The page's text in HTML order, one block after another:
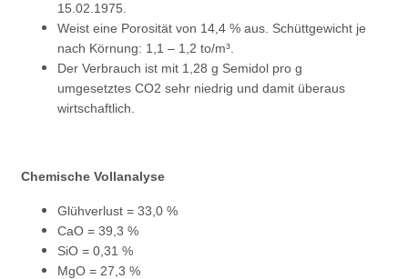
15.02.1975.
Weist eine Porosität von 14,4 % aus. Schüttgewicht je
nach Körnung: 1,1 – 1,2 to/m³.
Der Verbrauch ist mit 1,28 g Semidol pro g
umgesetztes CO2 sehr niedrig und damit überaus
wirtschaftlich.
Chemische Vollanalyse
Glühverlust = 33,0 %
CaO = 39,3 %
SiO = 0,31 %
MgO = 27,3 %